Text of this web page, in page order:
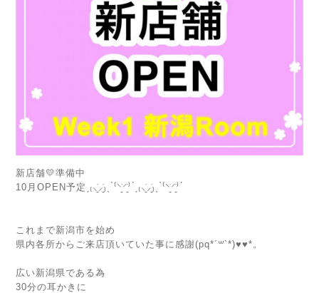
新店舗💛準備中
10月OPEN予定ˏ₍⸜̠̇⸝̠̇₎ˎ ̀⁽⸌̠̇⸍̠̇⁾ ́ˏ₍⸜̠̇⸝̠̇₎ˎ ̀⁽⸌̠̇⸍̠̇⁾ ́
これまで新潟市を始め
県内各所からご来店頂いていた事に感謝(pq*´꒳`*)♥︎♥︎*。
広い新潟県である為
30分の耳かきに